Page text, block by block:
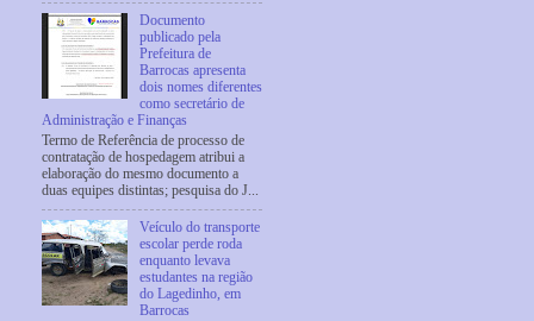
Documento
publicado pela
Prefeitura de
Barrocas apresenta
dois nomes diferentes
como secretário de
Administração e Finanças
Termo de Referência de processo de
contratação de hospedagem atribui a
elaboração do mesmo documento a
duas equipes distintas; pesquisa do J...
Veículo do transporte
escolar perde roda
enquanto levava
estudantes na região
do Lagedinho, em
Barrocas